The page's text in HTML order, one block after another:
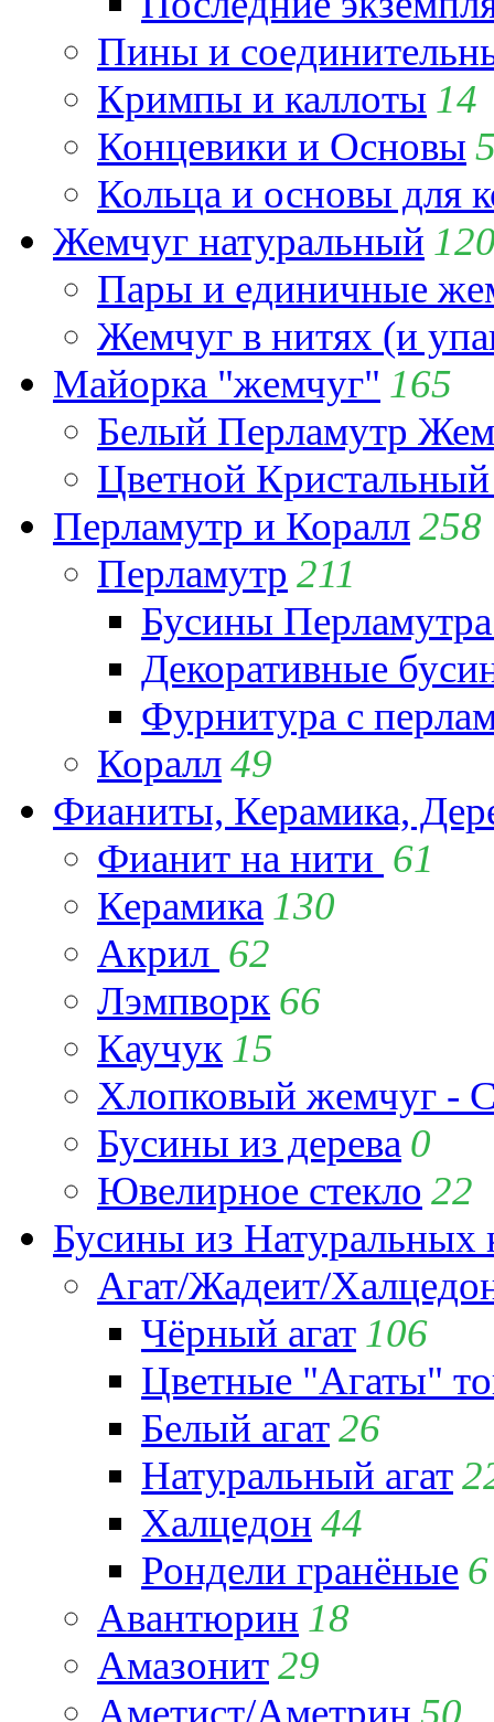
Пины и
Кримпы и каллоты 14
Концевики и Основы
Кольца и основы для
Жемчуг натуральный
Пары и единичные
Жемчуг в нитях (и
Майорка "жемчуг" 165
Белый Перламутр
Цветной
Перламутр и Коралл258
Перламутр 211
Бусины
Декоративные
Фурнитура с
Коралл49
Фианиты, Керамика,
Фианит на нити 61
Керамика 130
Акрил 62
Лэмпворк 66
Каучук 15
Хлопковый жемчуг -
Бусины из дерева 0
Ювелирное стекло 22
Бусины из Натуральных
Агат/Жадеит/
Чёрный агат 106
Цветные "Агаты"
Белый агат26
Натуральный агат
Халцедон 44
Рондели гранёные 6
Авантюрин 18
Амазонит29
Аметист/Аметрин 50